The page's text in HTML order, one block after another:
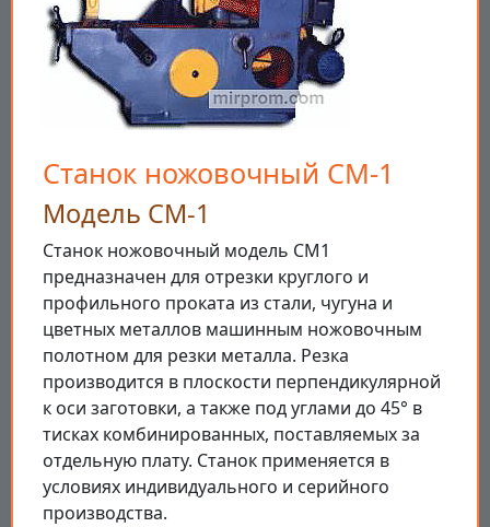
Станок ножовочный СМ-1
Модель СМ-1
Станок ножовочный модель СМ1
предназначен для отрезки круглого и
профильного проката из стали, чугуна и
цветных металлов машинным ножовочным
полотном для резки металла. Резка
производится в плоскости перпендикулярной
к оси заготовки, а также под углами до 45° в
тисках комбинированных, поставляемых за
отдельную плату. Станок применяется в
условиях индивидуального и серийного
производства.